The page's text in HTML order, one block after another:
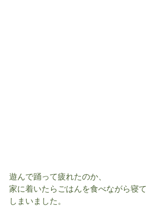
遊んで踊って疲れたのか、
家に着いたらごはんを食べながら寝て
しまいました。